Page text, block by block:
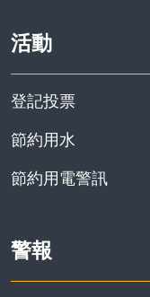
活動
登記投票
節約用水
節約用電警訊
警報